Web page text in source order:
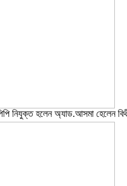
নিযুক্ত হলেন অ্যাড.আসমা হেলেন